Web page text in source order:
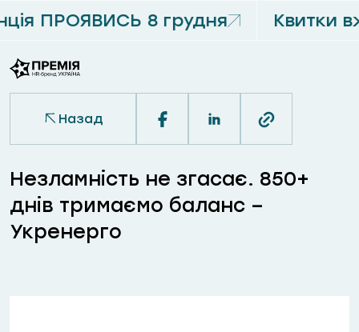
ПРОЯВИСЬ 8 грудня Квитки
Назад
Незламність не згасає. 850+
днів тримаємо баланс –
Укренерго